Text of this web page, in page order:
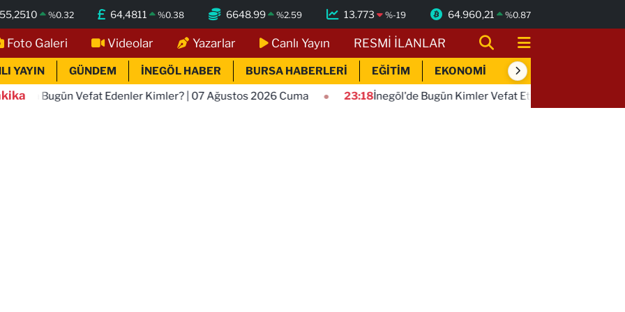
55,2510 %0.32 64,4811 %0.38 6648.99 %2.59 13.773 %-19 64.960,21 %0.87
Foto Galeri Videolar Yazarlar Canlı Yayın RESMİ İLANLAR
YAYIN GÜNDEM İNEGÖL HABER BURSA HABERLERİ EĞİTİM EKONOMİ SİYASET
Vefat Edenler Kimler? | 07 Ağustos 2026 Cuma 23:18İnegöl'de Bugün Kimler Vefat Etti? | 07 Ağustos 2026 Cuma